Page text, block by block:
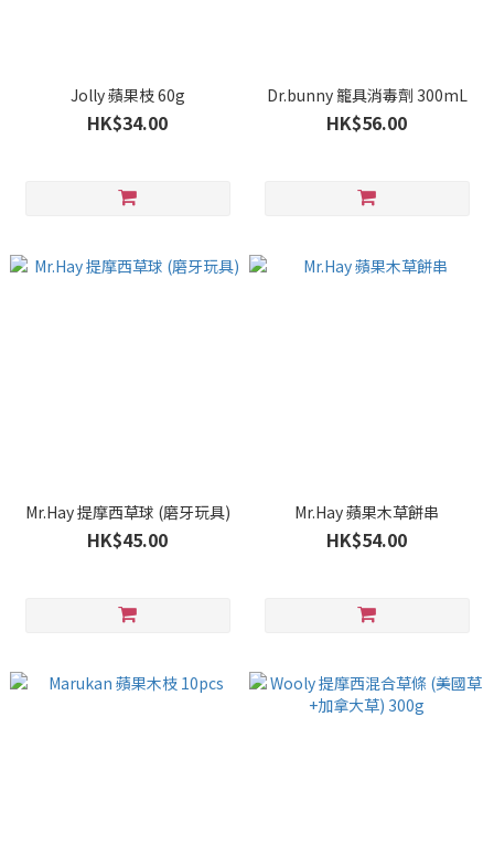
Jolly 蘋果枝 60g
HK$34.00
Dr.bunny 籠具消毒劑 300mL
HK$56.00
Mr.Hay 提摩西草球 (磨牙玩具)
HK$45.00
Mr.Hay 蘋果木草餅串
HK$54.00